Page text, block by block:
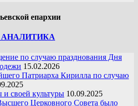
епархии
по случаю празднования Дня
15.02.2026
Патриарха Кирилла по случаю
и своей культуры 10.09.2025
Церковного Совета было